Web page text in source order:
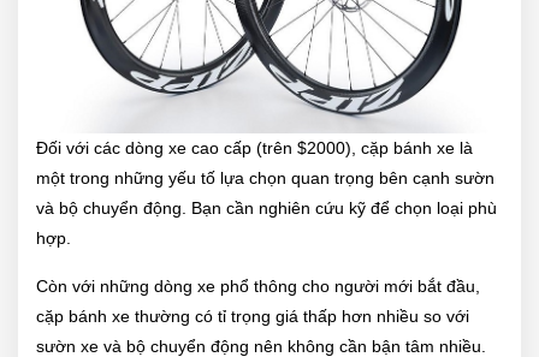
Đối với các dòng xe cao cấp (trên $2000), cặp bánh xe là
một trong những yếu tố lựa chọn quan trọng bên cạnh sườn
và bộ chuyển động. Bạn cần nghiên cứu kỹ để chọn loại phù
hợp.
Còn với những dòng xe phổ thông cho người mới bắt đầu,
cặp bánh xe thường có tỉ trọng giá thấp hơn nhiều so với
sườn xe và bộ chuyển động nên không cần bận tâm nhiều.